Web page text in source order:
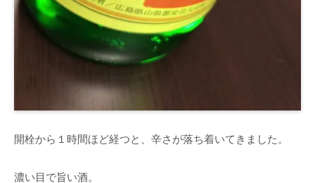
開栓から１時間ほど経つと、辛さが落ち着いてきました。
濃い目で旨い酒。